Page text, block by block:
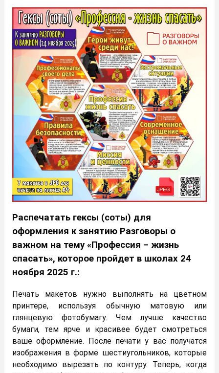
Распечатать гексы (соты) для
оформления к занятию Разговоры о
важном на тему «Профессия – жизнь
спасать», которое пройдет в школах 24
ноября 2025 г.:
Печать макетов нужно выполнять на цветном
принтере, используя обычную матовую или
глянцевую фотобумагу. Чем лучше качество
бумаги, тем ярче и красивее будет смотреться
ваше оформление. После печати у вас получатся
изображения в форме шестиугольников, которые
необходимо вырезать по контуру. Теперь, когда